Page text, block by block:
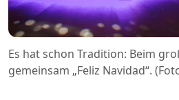
Es hat schon Tradition: Beim
gemeinsam „Feliz Navidad“.